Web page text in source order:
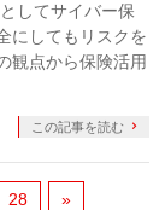
してサイバー保
にしてもリスクを
観点から保険活用
この記事を読む
28 »